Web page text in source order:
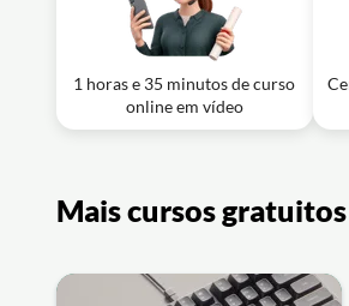
Exercício: Na levada nº 5
Aula em vídeo: Aula
Exercício: O que significa
1 horas e 35 minutos de curso
online em vídeo
Mais cursos